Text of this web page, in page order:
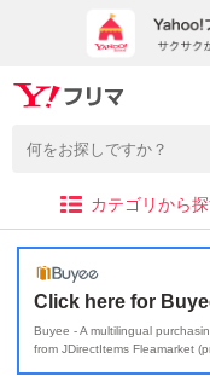
カテゴリから
Click here for
Buyee - A multilingual
from JDirectItems Fleamarket